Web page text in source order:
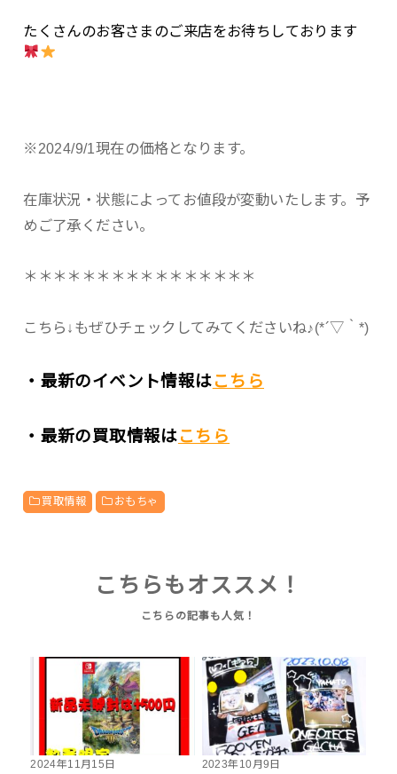
たくさんのお客さまのご来店をお待ちしております
※2024/9/1現在の価格となります。
在庫状況・状態によってお値段が変動いたします。予
めご了承ください。
＊＊＊＊＊＊＊＊＊＊＊＊＊＊＊＊
こちら↓もぜひチェックしてみてくださいね♪(*´▽｀*)
・最新のイベント情報はこちら
・最新の買取情報はこちら
買取情報 おもちゃ
こちらもオススメ！
2024年11月15日
2023年10月9日